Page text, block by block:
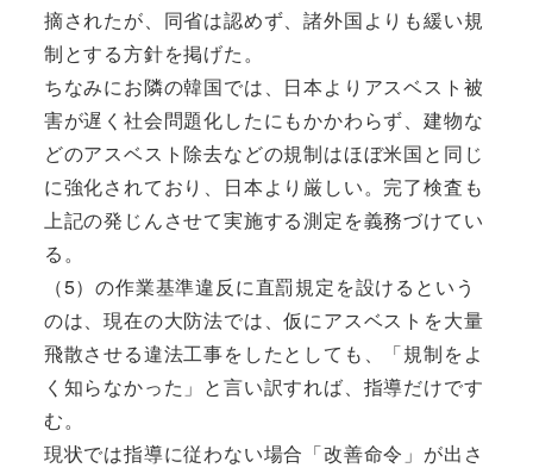
摘されたが、同省は認めず、諸外国よりも緩い規
制とする方針を掲げた。
ちなみにお隣の韓国では、日本よりアスベスト被
害が遅く社会問題化したにもかかわらず、建物な
どのアスベスト除去などの規制はほぼ米国と同じ
に強化されており、日本より厳しい。完了検査も
上記の発じんさせて実施する測定を義務づけてい
る。
（5）の作業基準違反に直罰規定を設けるという
のは、現在の大防法では、仮にアスベストを大量
飛散させる違法工事をしたとしても、「規制をよ
く知らなかった」と言い訳すれば、指導だけです
む。
現状では指導に従わない場合「改善命令」が出さ